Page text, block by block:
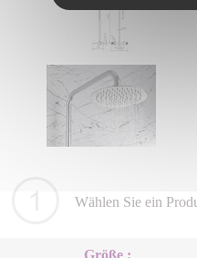
Wählen Sie ein